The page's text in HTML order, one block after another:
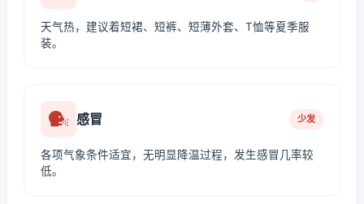
天气热，建议着短裙、短裤、短薄外套、T恤等夏季服
装。
感冒 少发
各项气象条件适宜，无明显降温过程，发生感冒几率较
低。